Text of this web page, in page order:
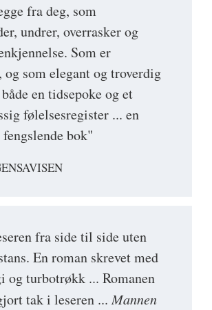
fra deg, som
undrer, overrasker og
Som er
som elegant og troverdig
en tidsepoke og et
følelsesregister ... en
bok"
fra side til side uten
En roman skrevet med
og turbotrøkk ... Romanen
tak i leseren ...Mannen